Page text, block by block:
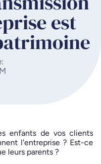
est
enfants de vos clients
l'entreprise ? Est-ce
leurs parents ?